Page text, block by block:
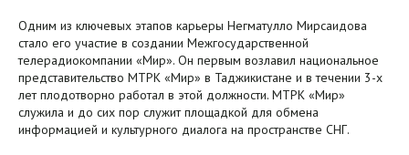
Одним из ключевых этапов карьеры Негматулло Мирсаидова
стало его участие в создании Межгосударственной
телерадиокомпании «Мир». Он первым возлавил национальное
представительство МТРК «Мир» в Таджикистане и в течении 3-х
лет плодотворно работал в этой должности. МТРК «Мир»
служила и до сих пор служит площадкой для обмена
информацией и культурного диалога на пространстве СНГ.